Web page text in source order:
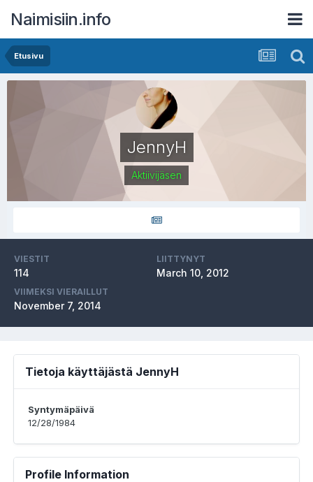
Naimisiin.info
Etusivu
JennyH
Aktiivijäsen
VIESTIT
114
LIITTYNYT
March 10, 2012
VIIMEKSI VIERAILLUT
November 7, 2014
Tietoja käyttäjästä JennyH
Syntymäpäivä
12/28/1984
Profile Information